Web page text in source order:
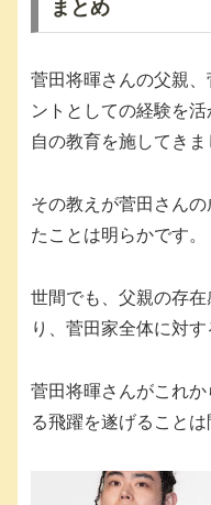
まとめ
菅田将暉さんの父親
ントとしての経験を
自の教育を施してきま
その教えが菅田さん
たことは明らかです。
世間でも、父親の存
り、菅田家全体に対
菅田将暉さんがこれ
る飛躍を遂げることは